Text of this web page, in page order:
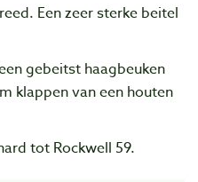
Een zeer sterke beitel
gebeitst haagbeuken
klappen van een houten
tot Rockwell 59.